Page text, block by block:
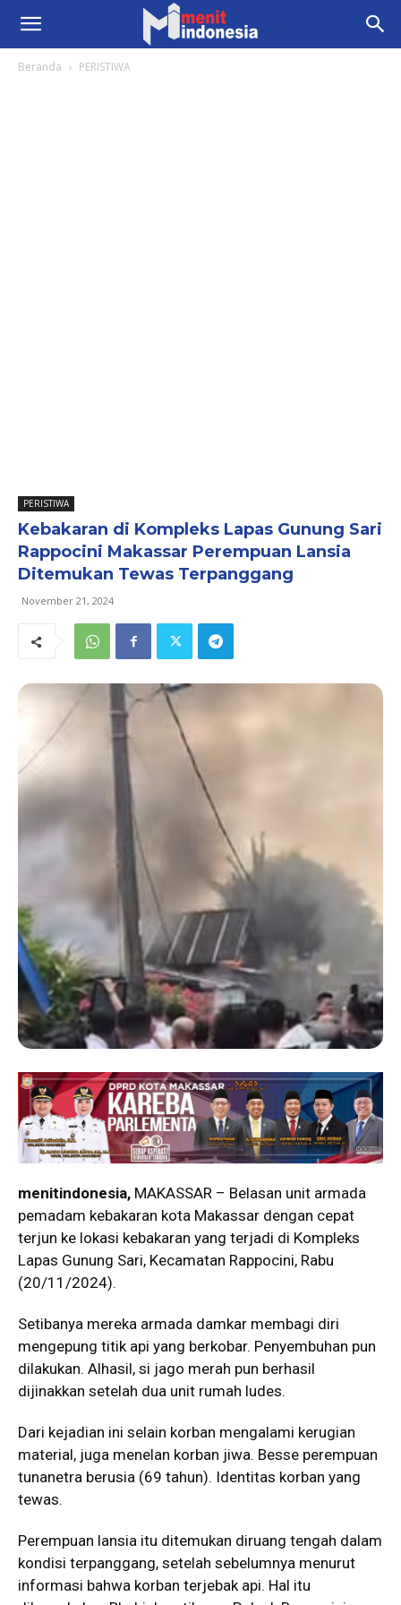
Beranda PERISTIWA
PERISTIWA
Kebakaran di Kompleks Lapas Gunung Sari
Rappocini Makassar Perempuan Lansia
Ditemukan Tewas Terpanggang
November 21, 2024
menitindonesia, MAKASSAR – Belasan unit armada
pemadam kebakaran kota Makassar dengan cepat
terjun ke lokasi kebakaran yang terjadi di Kompleks
Lapas Gunung Sari, Kecamatan Rappocini, Rabu
(20/11/2024).
Setibanya mereka armada damkar membagi diri
mengepung titik api yang berkobar. Penyembuhan pun
dilakukan. Alhasil, si jago merah pun berhasil
dijinakkan setelah dua unit rumah ludes.
Dari kejadian ini selain korban mengalami kerugian
material, juga menelan korban jiwa. Besse perempuan
tunanetra berusia (69 tahun). Identitas korban yang
tewas.
Perempuan lansia itu ditemukan diruang tengah dalam
kondisi terpanggang, setelah sebelumnya menurut
informasi bahwa korban terjebak api. Hal itu